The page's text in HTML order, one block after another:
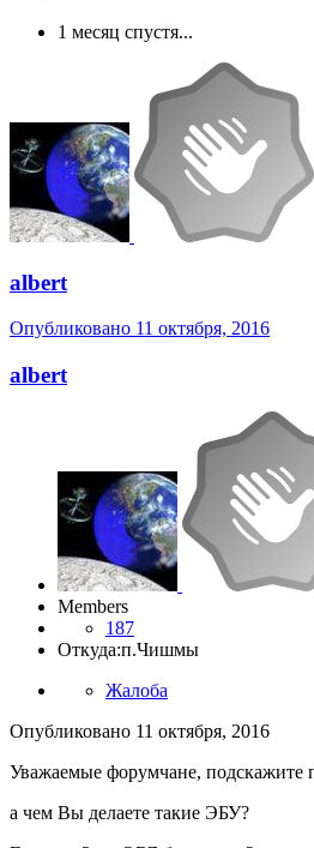
1 месяц спустя...
albert
Опубликовано 11 октября, 2016
albert
Members
187
Откуда:п.Чишмы
Жалоба
Опубликовано 11 октября, 2016
Уважаемые форумчане, подскажите
а чем Вы делаете такие ЭБУ?